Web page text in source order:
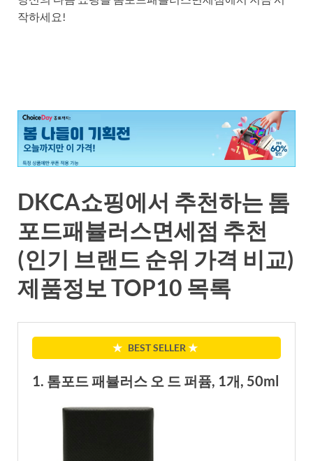
작하세요!
DKCA쇼핑에서 추천하는 톰
포드패뷸러스면세점 추천
(인기 브랜드 순위 가격 비교)
제품정보 TOP10 목록
★ BEST SELLER ★
1. 톰포드 패뷸러스 오 드 퍼퓸, 1개, 50ml